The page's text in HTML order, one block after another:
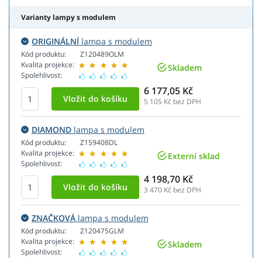
Varianty lampy s modulem
ORIGINÁLNÍlampa s modulem
Kód produktu:
Kvalita projekce:
Spolehlivost:
Z120489OLM
Skladem
6 177,05 Kč
5 105 Kč bez DPH
DIAMOND lampa s modulem
Kód produktu:
Kvalita projekce:
Spolehlivost:
Z159408DL
Externí sklad
4 198,70 Kč
3 470 Kč bez DPH
ZNAČKOVÁ lampa s modulem
Kód produktu:
Kvalita projekce:
Spolehlivost:
Z120475GLM
Skladem